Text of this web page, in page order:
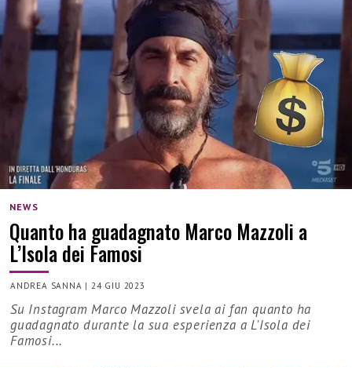
NEWS
Quanto ha guadagnato Marco Mazzoli a
L’Isola dei Famosi
ANDREA SANNA |24 GIU 2023
Su Instagram Marco Mazzoli svela ai fan quanto ha
guadagnato durante la sua esperienza a L'Isola dei
Famosi...